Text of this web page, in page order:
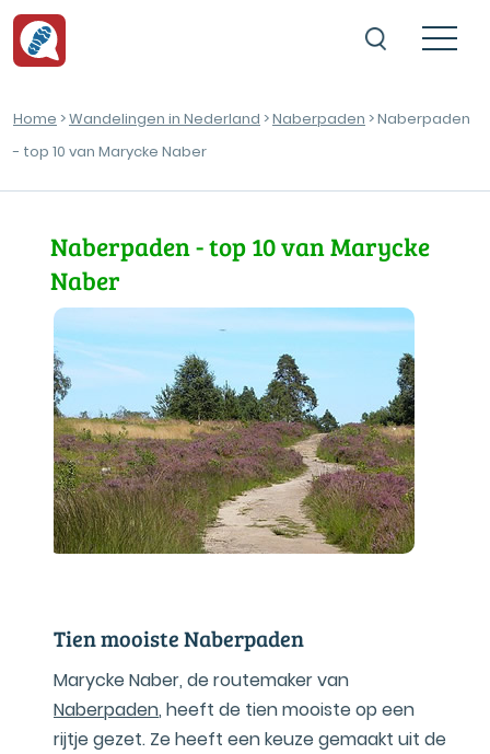
Home >Wandelingen in Nederland >Naberpaden > Naberpaden
- top 10 van Marycke Naber
Naberpaden - top 10 van Marycke
Naber
Tien mooiste Naberpaden
Marycke Naber, de routemaker van
Naberpaden, heeft de tien mooiste op een
rijtje gezet. Ze heeft een keuze gemaakt uit de